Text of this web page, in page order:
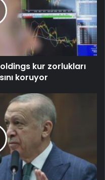
kur zorlukları
koruyor